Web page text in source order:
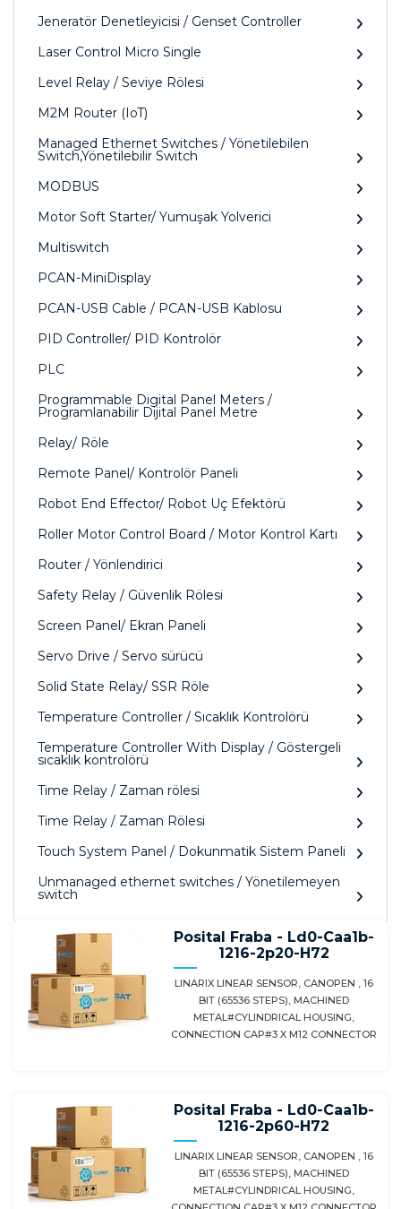
Jeneratör Denetleyicisi / Genset Controller
Laser Control Micro Single
Level Relay / Seviye Rölesi
M2M Router (IoT)
Managed Ethernet Switches / Yönetilebilen
Switch,Yönetilebilir Switch
MODBUS
Motor Soft Starter/ Yumuşak Yolverici
Multiswitch
PCAN-MiniDisplay
PCAN-USB Cable / PCAN-USB Kablosu
PID Controller/ PID Kontrolör
PLC
Programmable Digital Panel Meters /
Programlanabilir Dijital Panel Metre
Relay/ Röle
Remote Panel/ Kontrolör Paneli
Robot End Effector/ Robot Uç Efektörü
Roller Motor Control Board / Motor Kontrol Kartı
Router / Yönlendirici
Safety Relay / Güvenlik Rölesi
Screen Panel/ Ekran Paneli
Servo Drive / Servo sürücü
Solid State Relay/ SSR Röle
Temperature Controller / Sıcaklık Kontrolörü
Temperature Controller With Display / Göstergeli
sıcaklık kontrolörü
Time Relay / Zaman rölesi
Time Relay / Zaman Rölesi
Touch System Panel / Dokunmatik Sistem Paneli
Unmanaged ethernet switches / Yönetilemeyen
switch
Posital Fraba - Ld0-Caa1b-
1216-2p20-H72
LINARIX LINEAR SENSOR, CANOPEN , 16
BIT (65536 STEPS), MACHINED
METAL#CYLINDRICAL HOUSING,
CONNECTION CAP#3 X M12 CONNECTOR
Posital Fraba - Ld0-Caa1b-
1216-2p60-H72
LINARIX LINEAR SENSOR, CANOPEN , 16
BIT (65536 STEPS), MACHINED
METAL#CYLINDRICAL HOUSING,